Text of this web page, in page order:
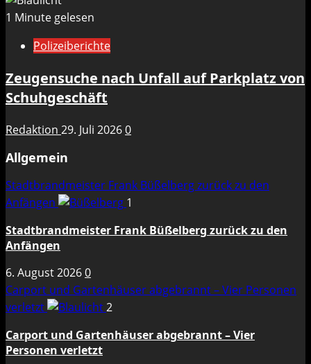
1 Minute gelesen
Polizeiberichte
Zeugensuche nach Unfall auf Parkplatz von
Schuhgeschäft
Redaktion 29. Juli 20260
Allgemein
Stadtbrandmeister Frank Büßelberg zurück zu den
Anfängen
1
Stadtbrandmeister Frank Büßelberg zurück zu den
Anfängen
6. August 20260
Carport und Gartenhäuser abgebrannt – Vier Personen
verletzt
2
Carport und Gartenhäuser abgebrannt – Vier
Personen verletzt